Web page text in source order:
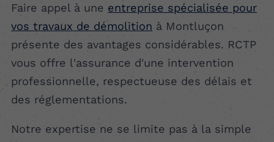
Faire appel à une entreprise spécialisée pour
vos travaux de démolition à Montluçon
présente des avantages considérables. RCTP
vous offre l'assurance d'une intervention
professionnelle, respectueuse des délais et
des réglementations.
Notre expertise ne se limite pas à la simple